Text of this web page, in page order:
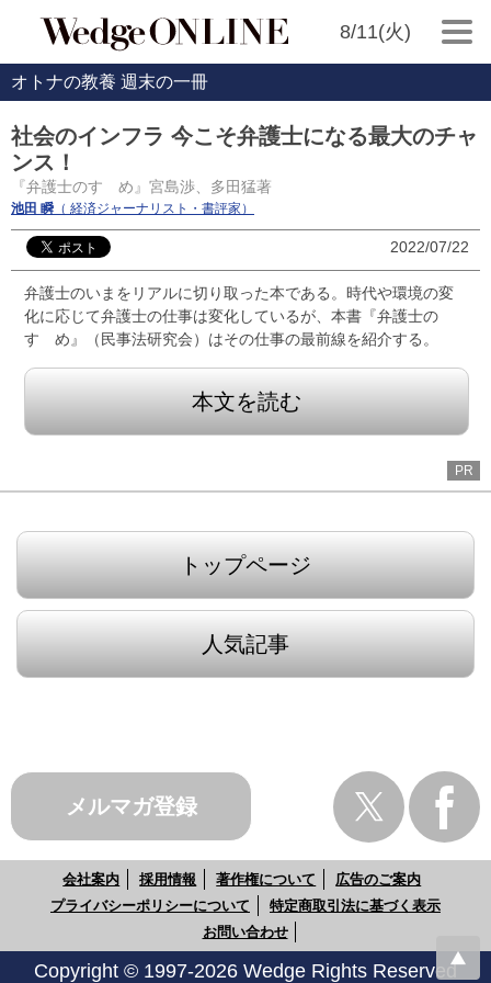
8/11(火)
オトナの教養 週末の一冊
社会のインフラ 今こそ弁護士になる最大のチャ
ンス！
『弁護士のすゝめ』宮島渉、多田猛著
池田 瞬 （ 経済ジャーナリスト・書評家）
2022/07/22
弁護士のいまをリアルに切り取った本である。時代や環境の変
化に応じて弁護士の仕事は変化しているが、本書『弁護士の
すゝめ』（民事法研究会）はその仕事の最前線を紹介する。
本文を読む
PR
トップページ
人気記事
メルマガ登録
会社案内 採用情報 著作権について
広告のご案内
プライバシーポリシーについて
特定商取引法に基づく表示
お問い合わせ
Copyright © 1997-2026 Wedge Rights Reserved